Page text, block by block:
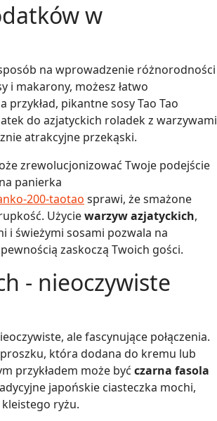
w
na wprowadzenie różnorodności
i makarony, możesz łatwo
pikantne sosy Tao Tao
do azjatyckich roladek z warzywami
atrakcyjne przekąski.
zrewolucjonizować Twoje podejście
panierka
200-taotao sprawi, że smażone
Użyciewarzyw azjatyckich,
i świeżymi sosami pozwala na
zaskoczą Twoich gości.
- nieoczywiste
ale fascynujące połączenia.
która dodana do kremu lub
przykładem może być czarna fasola
japońskie ciasteczka mochi,
ryżu.